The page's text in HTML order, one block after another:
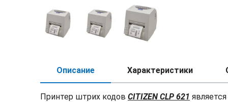
Описание Характеристики
Принтер штрих кодов CITIZEN CLP 621